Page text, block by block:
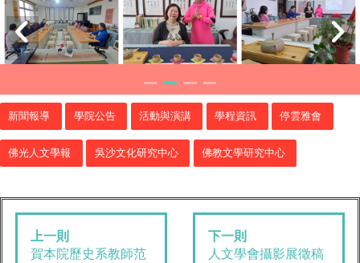
新聞報導 學院公告 活動與演講 學程資訊 停雲雅會
佛光人文學報 吳沙文化研究中心 佛教文學研究中心
上一則
賀本院歷史系教師范
下一則
人文學會攝影展徵稿